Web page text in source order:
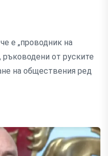
е „проводник на
от руските
на обществения ред